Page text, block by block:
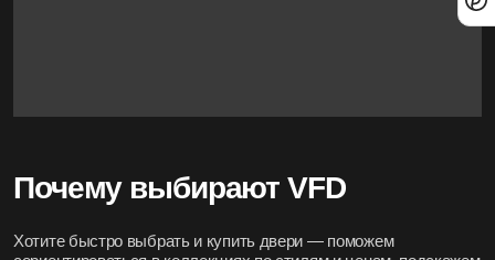
Почему выбирают VFD
Хотите быстро выбрать и купить двери — поможем